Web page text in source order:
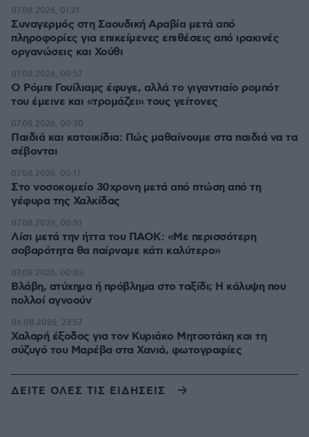
Συναγερμός στη Σαουδική Αραβία μετά από
πληροφορίες για επικείμενες επιθέσεις από ιρακινές
οργανώσεις και Χούθι
07.08.2026, 01:21
Ο Ρόμπι Γουίλιαμς έφυγε, αλλά το γιγαντιαίο ρομπότ
του έμεινε και «τρομάζει» τους γείτονες
07.08.2026, 00:57
Παιδιά και κατοικίδια: Πώς μαθαίνουμε στα παιδιά να τα
σέβονται
07.08.2026, 00:30
Στο νοσοκομείο 30χρονη μετά από πτώση από τη
γέφυρα της Χαλκίδας
07.08.2026, 00:17
Λίσι μετά την ήττα του ΠΑΟΚ: «Με περισσότερη
σοβαρότητα θα παίρναμε κάτι καλύτερο»
07.08.2026, 00:10
Βλάβη, ατύχημα ή πρόβλημα στο ταξίδι; Η κάλυψη που
πολλοί αγνοούν
07.08.2026, 00:03
Χαλαρή έξοδος για τον Κυριάκο Μητσοτάκη και τη
σύζυγό του Μαρέβα στα Χανιά, φωτογραφίες
06.08.2026, 23:57
ΔΕΙΤΕ ΟΛΕΣ ΤΙΣ ΕΙΔΗΣΕΙΣ